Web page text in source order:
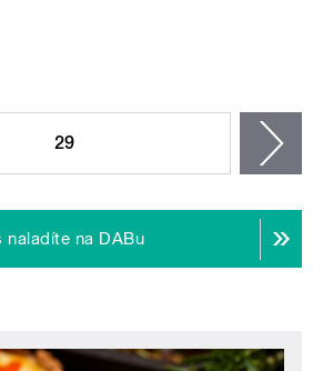
29
naladíte na DABu